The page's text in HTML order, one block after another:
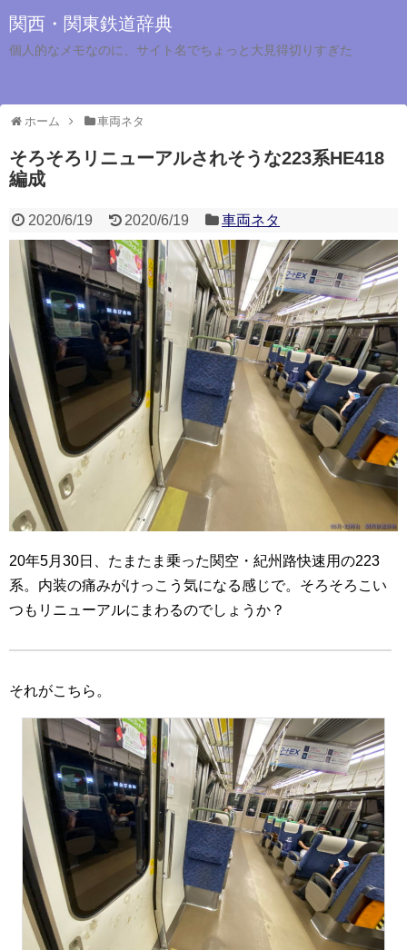
関西・関東鉄道辞典
個人的なメモなのに、サイト名でちょっと大見得切りすぎた
ホーム 車両ネタ
そろそろリニューアルされそうな223系HE418
編成
2020/6/19 2020/6/19 車両ネタ
20年5月30日、たまたま乗った関空・紀州路快速用の223
系。内装の痛みがけっこう気になる感じで。そろそろこい
つもリニューアルにまわるのでしょうか？
それがこちら。